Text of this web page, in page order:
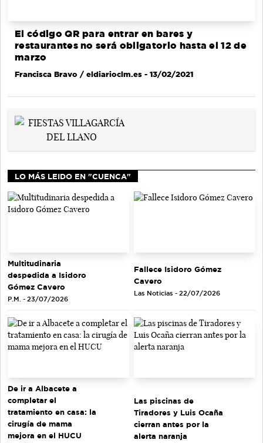
El código QR para entrar en bares y
restaurantes no será obligatorio hasta el 12 de
marzo
Francisca Bravo / eldiarioclm.es - 13/02/2021
LO MÁS LEIDO EN "CUENCA"
Multitudinaria
despedida a Isidoro
Gómez Cavero
P.M. - 23/07/2026
Fallece Isidoro Gómez
Cavero
Las Noticias - 22/07/2026
De ir a Albacete a
completar el
tratamiento en casa: la
cirugía de mama
mejora en el HUCU
Las piscinas de
Tiradores y Luis Ocaña
cierran antes por la
alerta naranja